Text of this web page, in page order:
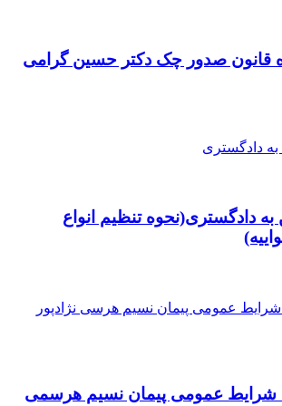
قانون صدور چک دکتر حسین گرامی
دادگستری(نحوه تنظیم انواع
شرایط عمومی پیمان نسیم هرسمی